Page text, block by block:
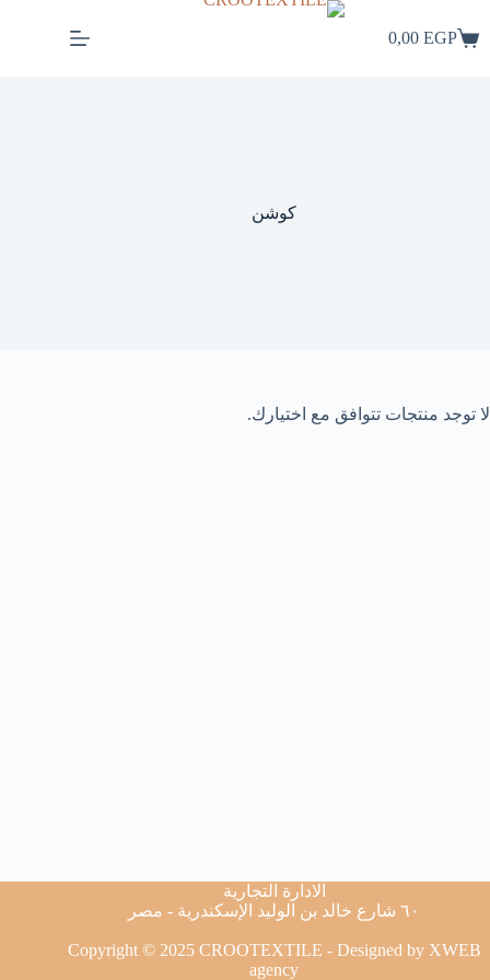
المحتوى
0,00 EGP
كوشن
لا توجد منتجات تتوافق مع اختيارك.
الادارة التجارية
٦٠ شارع خالد بن الوليد الإسكندرية - مصر
Copyright © 2025 CROOTEXTILE - Designed by XWEB
agency